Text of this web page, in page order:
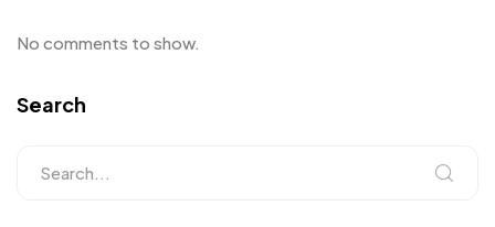
No comments to show.
Search